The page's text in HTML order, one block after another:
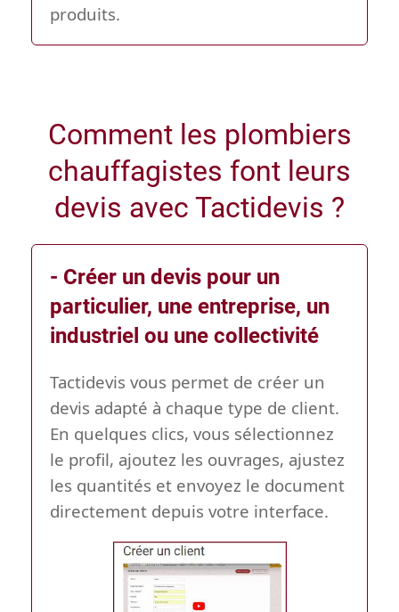
produits.
Comment les plombiers
chauffagistes font leurs
devis avec Tactidevis ?
- Créer un devis pour un
particulier, une entreprise, un
industriel ou une collectivité
Tactidevis vous permet de créer un
devis adapté à chaque type de client.
En quelques clics, vous sélectionnez
le profil, ajoutez les ouvrages, ajustez
les quantités et envoyez le document
directement depuis votre interface.